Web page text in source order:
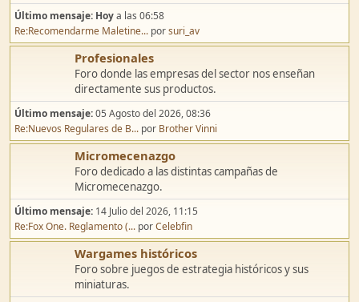
Último mensaje: Hoya las 06:58
Re:Recomendarme Maletine... porsuri_av
Profesionales
Foro donde las empresas del sector nos enseñan
directamente sus productos.
Último mensaje:05 Agosto del 2026, 08:36
Re:Nuevos Regulares de B... por Brother Vinni
Micromecenazgo
Foro dedicado a las distintas campañas de
Micromecenazgo.
Último mensaje: 14 Julio del 2026, 11:15
Re:Fox One. Reglamento (... porCelebfin
Wargames históricos
Foro sobre juegos de estrategia históricos y sus
miniaturas.